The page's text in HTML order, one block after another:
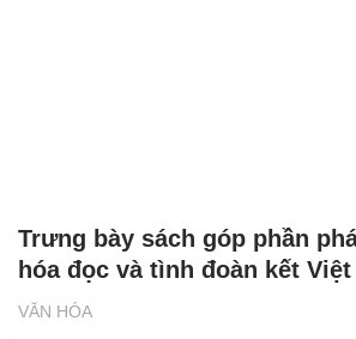
VĂN HÓA
Trưng bày sách góp phần
hóa đọc và tình đoàn kết